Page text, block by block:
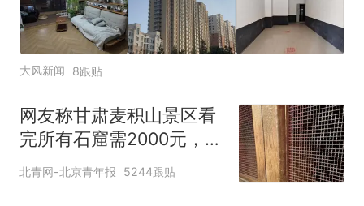
大风新闻 8跟贴
网友称甘肃麦积山景区看
完所有石窟需2000元，景
区：部分石窟受特别保
北青网-北京青年报 5244跟贴